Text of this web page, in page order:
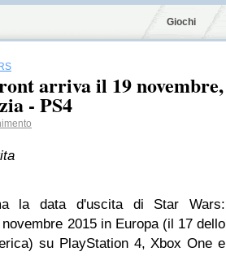
Giochi
arriva il 19 novembre,
- PS4
la data d'uscita di Star Wars:
2015 in Europa (il 17 dello
su PlayStation 4, Xbox One e